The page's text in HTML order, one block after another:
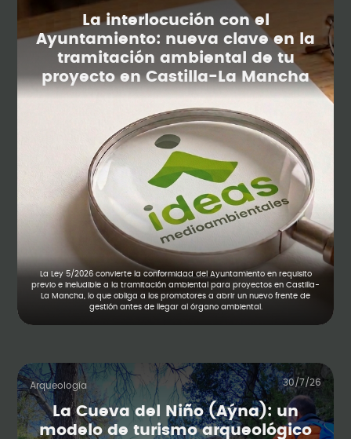
La interlocución con el
Ayuntamiento: nueva clave en la
tramitación ambiental de tu
proyecto en Castilla-La Mancha
La Ley 5/2026 convierte la conformidad del Ayuntamiento en requisito
previo e ineludible a la tramitación ambiental para proyectos en Castilla-
La Mancha, lo que obliga a los promotores a abrir un nuevo frente de
gestión antes de llegar al órgano ambiental.
Arqueología 30/7/26
La Cueva del Niño (Aýna): un
modelo de turismo arqueológico